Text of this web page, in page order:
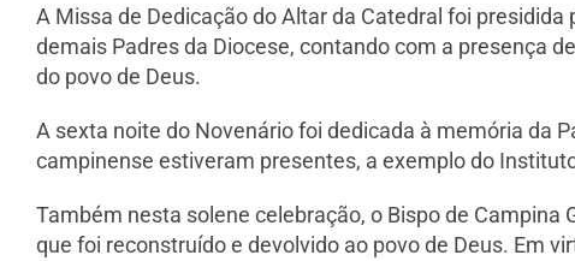
A Missa de Dedicação do Altar da Catedral foi
demais Padres da Diocese, contando com a presença
do povo de Deus.
A sexta noite do Novenário foi dedicada à memória da
campinense estiveram presentes, a exemplo do
Também nesta solene celebração, o Bispo de Campina
que foi reconstruído e devolvido ao povo de Deus. Em